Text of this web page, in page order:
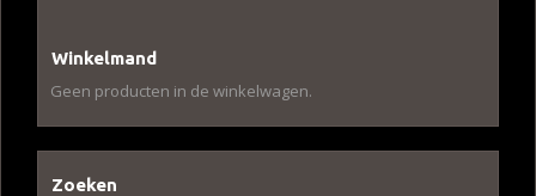
Winkelmand
Geen producten in de winkelwagen.
Zoeken